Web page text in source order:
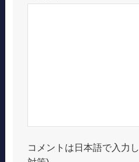
コメントは日本語で入力